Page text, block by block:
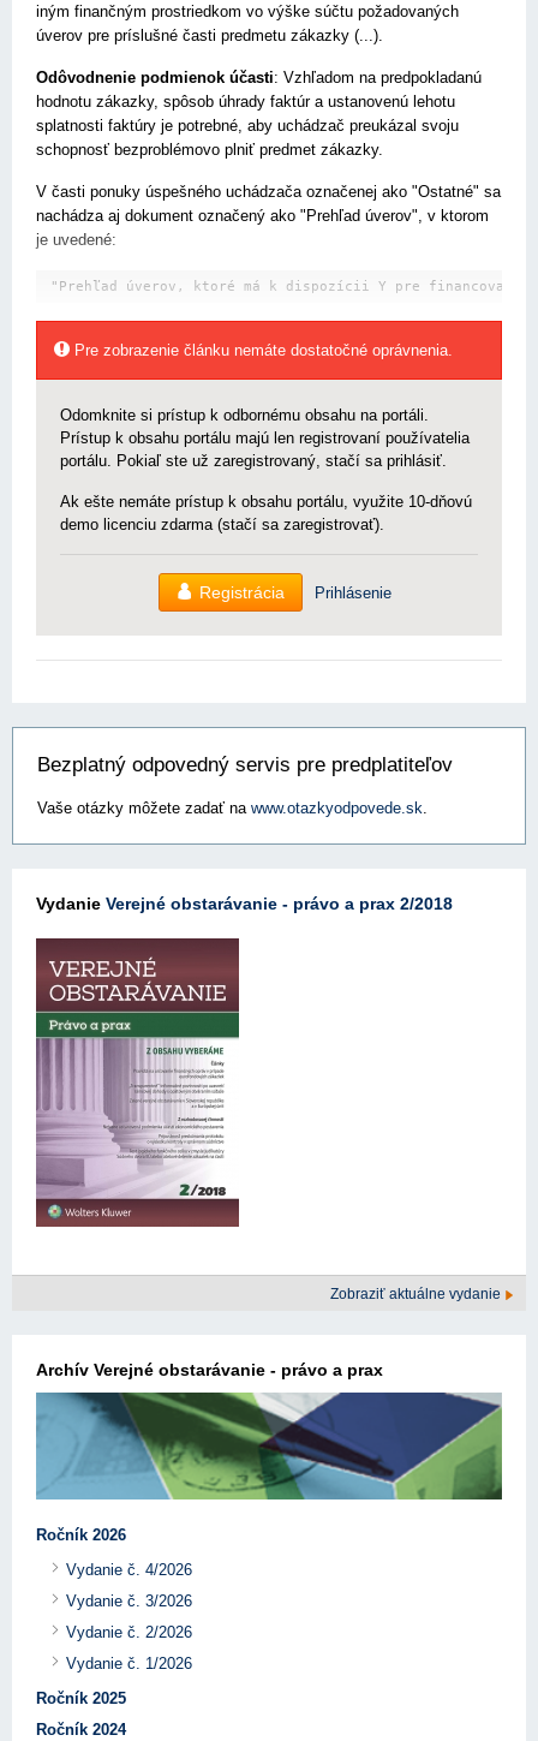
iným finančným prostriedkom vo výške súčtu požadovaných
úverov pre príslušné časti predmetu zákazky (...).
Odôvodnenie podmienok účasti: Vzhľadom na predpokladanú
hodnotu zákazky, spôsob úhrady faktúr a ustanovenú lehotu
splatnosti faktúry je potrebné, aby uchádzač preukázal svoju
schopnosť bezproblémovo plniť predmet zákazky.
V časti ponuky úspešného uchádzača označenej ako "Ostatné" sa
nachádza aj dokument označený ako "Prehľad úverov", v ktorom
je uvedené:
"Prehľad úverov, ktoré má k dispozícii Y pre
Pre zobrazenie článku nemáte dostatočné oprávnenia.
Odomknite si prístup k odbornému obsahu na portáli.
Prístup k obsahu portálu majú len registrovaní používatelia
portálu. Pokiaľ ste už zaregistrovaný, stačí sa prihlásiť.
Ak ešte nemáte prístup k obsahu portálu, využite 10-dňovú
demo licenciu zdarma (stačí sa zaregistrovať).
Registrácia Prihlásenie
Bezplatný odpovedný servis pre predplatiteľov
Vaše otázky môžete zadať na www.otazkyodpovede.sk.
Vydanie Verejné obstarávanie - právo a prax 2/2018
Zobraziť aktuálne vydanie
Archív Verejné obstarávanie - právo a prax
Ročník 2026
Vydanie č. 4/2026
Vydanie č. 3/2026
Vydanie č. 2/2026
Vydanie č. 1/2026
Ročník 2025
Ročník 2024